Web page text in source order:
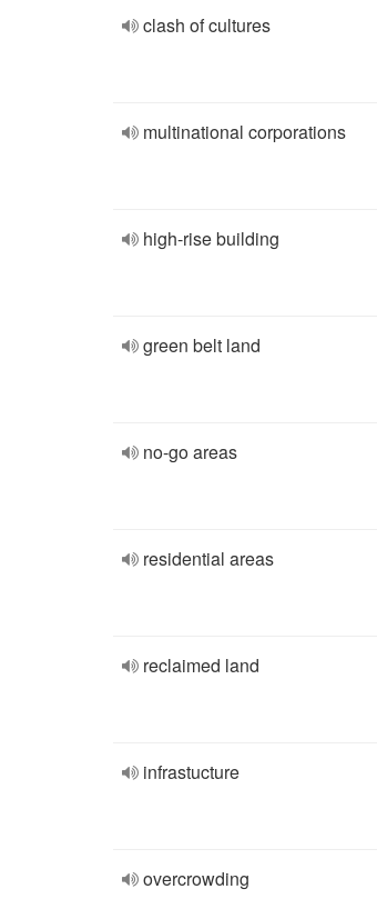
clash of cultures
multinational corporations
high-rise building
green belt land
no-go areas
residential areas
reclaimed land
infrastucture
overcrowding